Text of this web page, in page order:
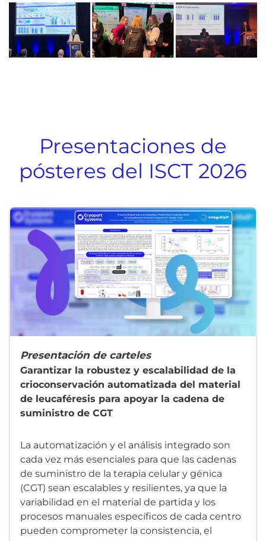
Presentaciones de
pósteres del ISCT 2026
Presentación de carteles
Garantizar la robustez y escalabilidad de la
crioconservación automatizada del material
de leucaféresis para apoyar la cadena de
suministro de CGT
La automatización y el análisis integrado son
cada vez más esenciales para que las cadenas
de suministro de la terapia celular y génica
(CGT) sean escalables y resilientes, ya que la
variabilidad en el material de partida y los
procesos manuales específicos de cada centro
pueden comprometer la consistencia, el